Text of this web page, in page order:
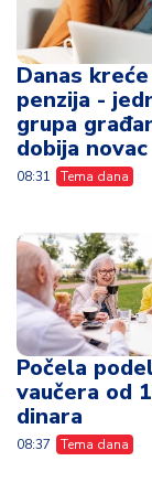
Danas
penzija -
grupa
dobija novac
08:31 Tema dana
Počela
vaučera od
dinara
08:37 Tema dana